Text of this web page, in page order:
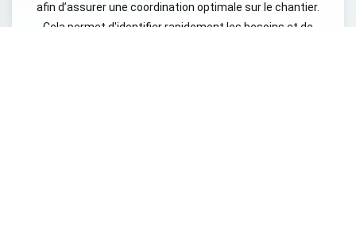
afin d’assurer une coordination optimale sur le chantier.
Cela permet d'identifier rapidement les besoins et de